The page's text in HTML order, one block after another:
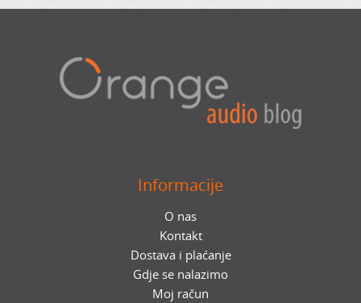
Informacije
O nas
Kontakt
Dostava i plaćanje
Gdje se nalazimo
Moj račun